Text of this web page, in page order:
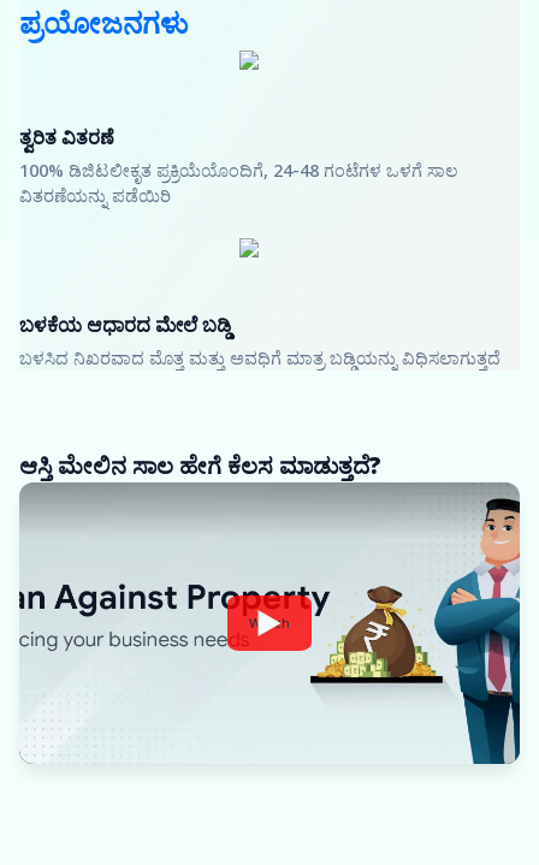
ಪ್ರಯೋಜನಗಳು
ತ್ವರಿತ ವಿತರಣೆ
100% ಡಿಜಿಟಲೀಕೃತ ಪ್ರಕ್ರಿಯೆಯೊಂದಿಗೆ, 24-48 ಗಂಟೆಗಳ ಒಳಗೆ ಸಾಲ
ವಿತರಣೆಯನ್ನು ಪಡೆಯಿರಿ
ಬಳಕೆಯ ಆಧಾರದ ಮೇಲೆ ಬಡ್ಡಿ
ಬಳಸಿದ ನಿಖರವಾದ ಮೊತ್ತ ಮತ್ತು ಅವಧಿಗೆ ಮಾತ್ರ ಬಡ್ಡಿಯನ್ನು ವಿಧಿಸಲಾಗುತ್ತದೆ
ಆಸ್ತಿ ಮೇಲಿನ ಸಾಲ ಹೇಗೆ ಕೆಲಸ ಮಾಡುತ್ತದೆ?
Watch